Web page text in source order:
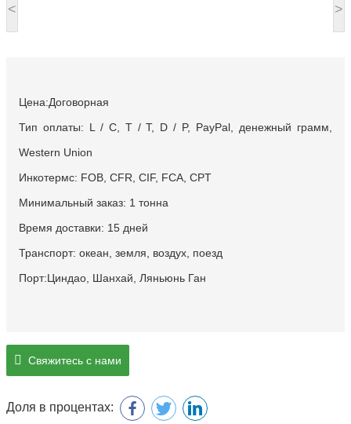
< >
Цена:Договорная
Тип оплаты: L / C, T / T, D / P, PayPal, денежный грамм,
Western Union
Инкотермс: FOB, CFR, CIF, FCA, CPT
Минимальный заказ: 1 тонна
Время доставки: 15 дней
Транспорт: океан, земля, воздух, поезд
Порт:Циндао, Шанхай, Ляньюнь Ган
Свяжитесь с нами
Доля в процентах: